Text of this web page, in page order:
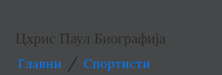
Цхрис Паул Биографија
Главни / Спортисти